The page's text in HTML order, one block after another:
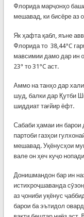
Флорида марҷонҳо
мешавад, ки бисёре аз
Як ҳафта қабл, яъне
Флорида то 38,44°C
мавсимии дамо дар ин
23° то 31°C аст.
Аммо на танҳо дар
шуд, балки дар Қутби
шиддиат тағйир ёфт.
Сабаби ҳамаи ин барои
партоби газҳои
мешавад. Уқёнусҳои
вале он ҳеч куҷо
Донишмандон бар ин
истихроҷшаванда
аз ҷониби уқёнус
барои ба эътидол